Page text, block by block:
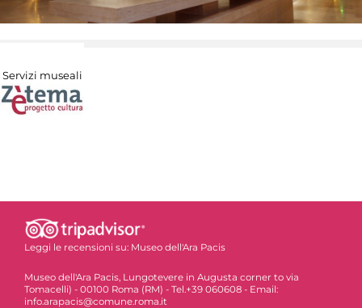
Servizi museali
Leggi le recensioni su: Museo dell'Ara Pacis
Museo dell'Ara Pacis, Lungotevere in Augusta corner to via
Tomacelli) - 00100 Roma (RM) - Tel.+39 060608 - Email:
info.arapacis@comune.roma.it